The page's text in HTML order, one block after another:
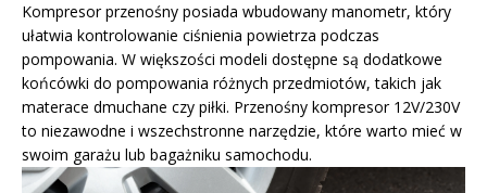
Kompresor przenośny posiada wbudowany manometr, który
ułatwia kontrolowanie ciśnienia powietrza podczas
pompowania. W większości modeli dostępne są dodatkowe
końcówki do pompowania różnych przedmiotów, takich jak
materace dmuchane czy piłki. Przenośny kompresor 12V/230V
to niezawodne i wszechstronne narzędzie, które warto mieć w
swoim garażu lub bagażniku samochodu.